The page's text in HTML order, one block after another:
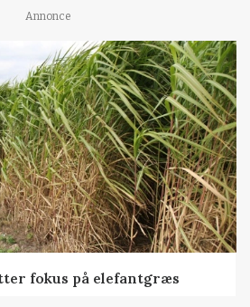
Annonce
fokus på elefantgræs